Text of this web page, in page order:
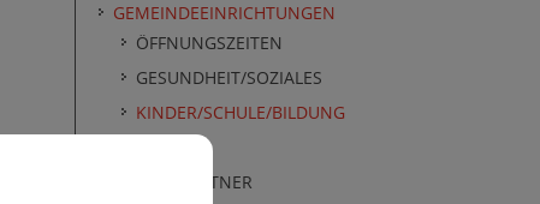
GEMEINDEEINRICHTUNGEN
ÖFFNUNGSZEITEN
GESUNDHEIT/SOZIALES
KINDER/SCHULE/BILDUNG
POSTPARTNER